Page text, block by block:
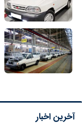
آخرین اخبار